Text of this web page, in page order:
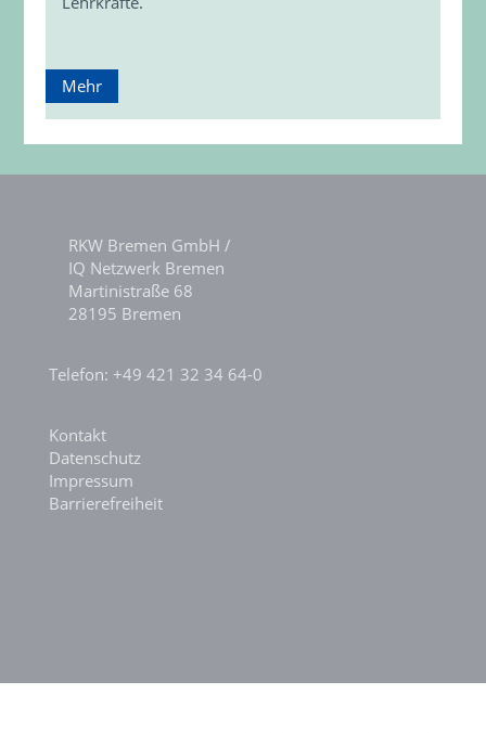
Mehr
RKW Bremen GmbH /
IQ Netzwerk Bremen
Martinistraße 68
28195 Bremen
Telefon: +49 421 32 34 64-0
Kontakt
Datenschutz
Impressum
Barrierefreiheit